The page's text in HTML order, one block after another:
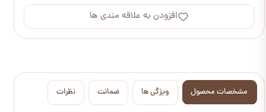
افزودن به علاقه مندی ها
مشخصات محصول ویژگی ها ضمانت نظرات